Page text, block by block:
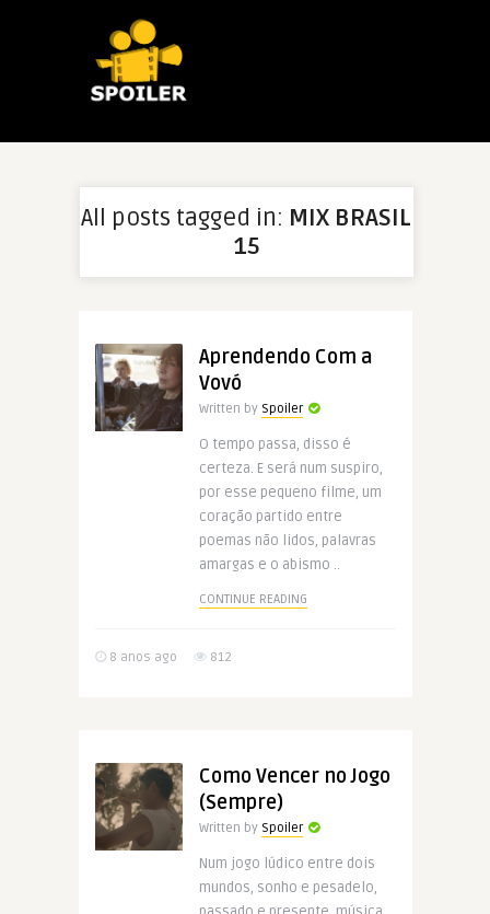
All posts tagged in: MIX BRASIL
15
Aprendendo Com a
Vovó
Written by Spoiler
O tempo passa, disso é
certeza. E será num suspiro,
por esse pequeno filme, um
coração partido entre
poemas não lidos, palavras
amargas e o abismo ..
CONTINUE READING
8 anos ago 812
Como Vencer no Jogo
(Sempre)
Written by Spoiler
Num jogo lúdico entre dois
mundos, sonho e pesadelo,